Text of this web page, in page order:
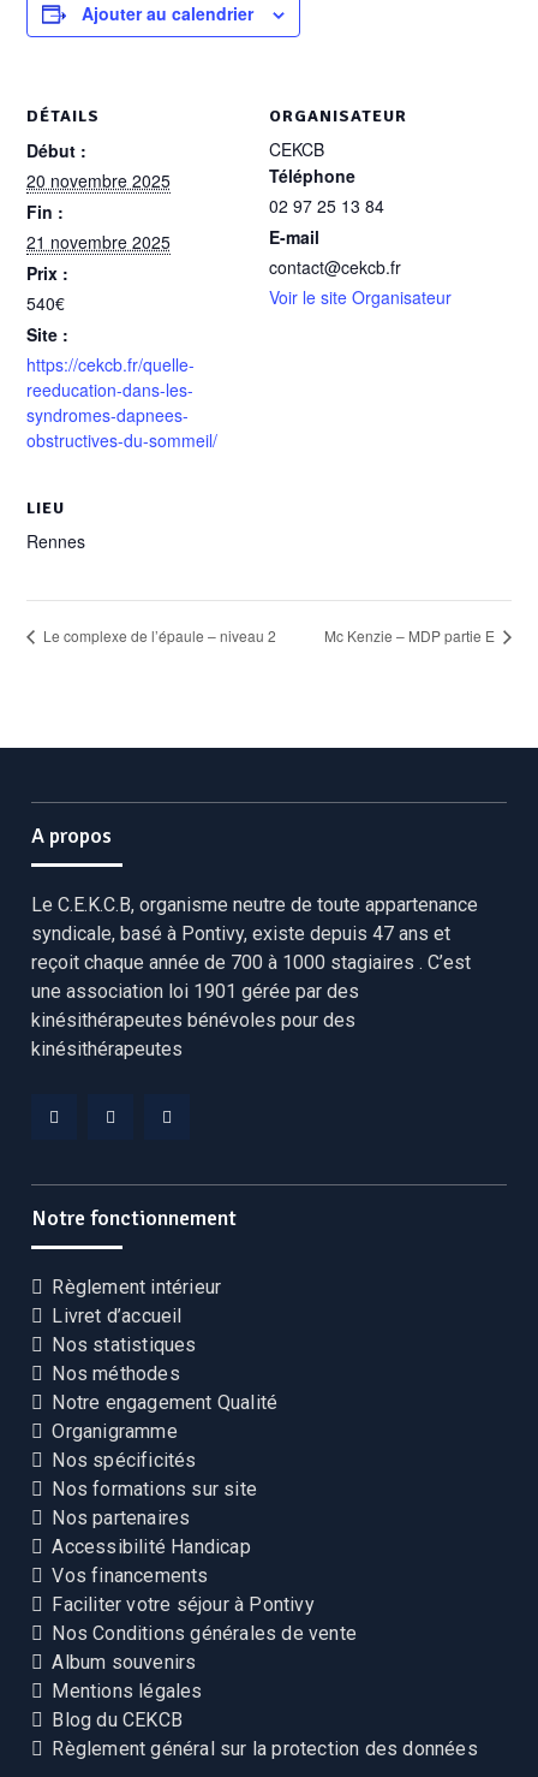
Ajouter au calendrier
DÉTAILS
Début :
20 novembre 2025
Fin :
21 novembre 2025
Prix :
540€
Site :
https://cekcb.fr/quelle-
reeducation-dans-les-
syndromes-dapnees-
obstructives-du-sommeil/
ORGANISATEUR
CEKCB
Téléphone
02 97 25 13 84
E-mail
contact@cekcb.fr
Voir le site Organisateur
LIEU
Rennes
Le complexe de l’épaule – niveau 2 Mc Kenzie – MDP partie E
A propos
Le C.E.K.C.B, organisme neutre de toute appartenance
syndicale, basé à Pontivy, existe depuis 47 ans et
reçoit chaque année de 700 à 1000 stagiaires . C’est
une association loi 1901 gérée par des
kinésithérapeutes bénévoles pour des
kinésithérapeutes
CEKCBCEKCBCEKCB
Notre fonctionnement
Règlement intérieur
Livret d’accueil
Nos statistiques
Nos méthodes
Notre engagement Qualité
Organigramme
Nos spécificités
Nos formations sur site
Nos partenaires
Accessibilité Handicap
Vos financements
Faciliter votre séjour à Pontivy
Nos Conditions générales de vente
Album souvenirs
Mentions légales
Blog du CEKCB
Règlement général sur la protection des données